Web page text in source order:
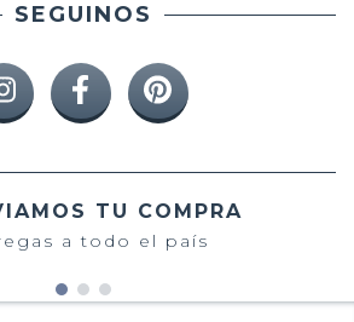
SEGUINOS
TU COMPRA
a todo el país